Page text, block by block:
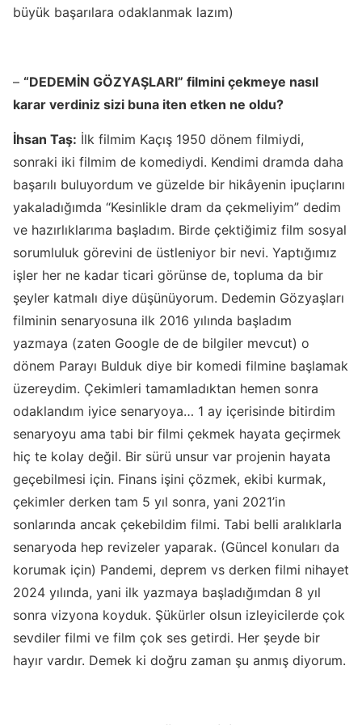
büyük başarılara odaklanmak lazım)
– “DEDEMİN GÖZYAŞLARI” filmini çekmeye nasıl
karar verdiniz sizi buna iten etken ne oldu?
İhsan Taş: İlk filmim Kaçış 1950 dönem filmiydi,
sonraki iki filmim de komediydi. Kendimi dramda daha
başarılı buluyordum ve güzelde bir hikâyenin ipuçlarını
yakaladığımda “Kesinlikle dram da çekmeliyim” dedim
ve hazırlıklarıma başladım. Birde çektiğimiz film sosyal
sorumluluk görevini de üstleniyor bir nevi. Yaptığımız
işler her ne kadar ticari görünse de, topluma da bir
şeyler katmalı diye düşünüyorum. Dedemin Gözyaşları
filminin senaryosuna ilk 2016 yılında başladım
yazmaya (zaten Google de de bilgiler mevcut) o
dönem Parayı Bulduk diye bir komedi filmine başlamak
üzereydim. Çekimleri tamamladıktan hemen sonra
odaklandım iyice senaryoya… 1 ay içerisinde bitirdim
senaryoyu ama tabi bir filmi çekmek hayata geçirmek
hiç te kolay değil. Bir sürü unsur var projenin hayata
geçebilmesi için. Finans işini çözmek, ekibi kurmak,
çekimler derken tam 5 yıl sonra, yani 2021’in
sonlarında ancak çekebildim filmi. Tabi belli aralıklarla
senaryoda hep revizeler yaparak. (Güncel konuları da
korumak için) Pandemi, deprem vs derken filmi nihayet
2024 yılında, yani ilk yazmaya başladığımdan 8 yıl
sonra vizyona koyduk. Şükürler olsun izleyicilerde çok
sevdiler filmi ve film çok ses getirdi. Her şeyde bir
hayır vardır. Demek ki doğru zaman şu anmış diyorum.